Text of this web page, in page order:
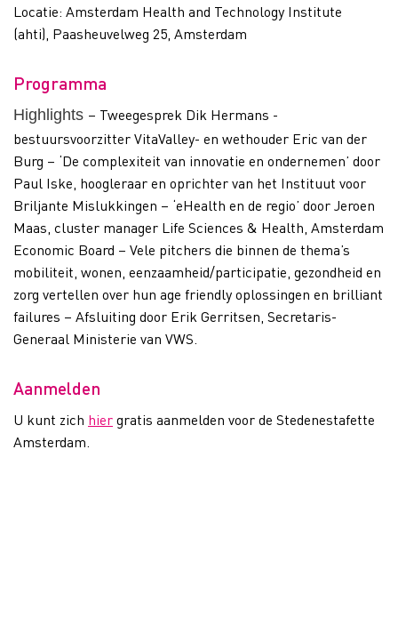
Locatie: Amsterdam Health and Technology Institute
(ahti), Paasheuvelweg 25, Amsterdam
Programma
Highlights – Tweegesprek Dik Hermans -
bestuursvoorzitter VitaValley- en wethouder Eric van der
Burg – ‘De complexiteit van innovatie en ondernemen’ door
Paul Iske, hoogleraar en oprichter van het Instituut voor
Briljante Mislukkingen – ‘eHealth en de regio’ door Jeroen
Maas, cluster manager Life Sciences & Health, Amsterdam
Economic Board – Vele pitchers die binnen de thema’s
mobiliteit, wonen, eenzaamheid/participatie, gezondheid en
zorg vertellen over hun age friendly oplossingen en brilliant
failures – Afsluiting door Erik Gerritsen, Secretaris-
Generaal Ministerie van VWS.
Aanmelden
U kunt zich hiergratis aanmelden voor de Stedenestafette
Amsterdam.